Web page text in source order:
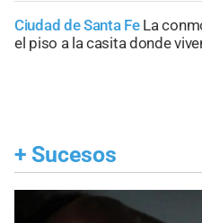
Ciudad de Santa Fe La
el piso a la casita donde
+ Sucesos